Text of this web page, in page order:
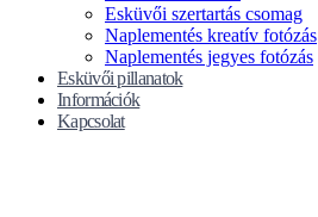
Esküvői szertartás csomag
Naplementés kreatív fotózás
Naplementés jegyes fotózás
Esküvői pillanatok
Információk
Kapcsolat